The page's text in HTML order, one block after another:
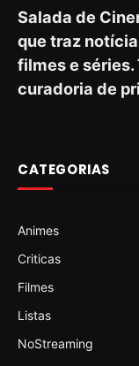
Salada de
que traz
filmes e séries.
curadoria de
CATEGORIAS
Animes
Criticas
Filmes
Listas
NoStreaming